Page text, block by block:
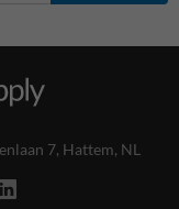
7, Hattem, NL